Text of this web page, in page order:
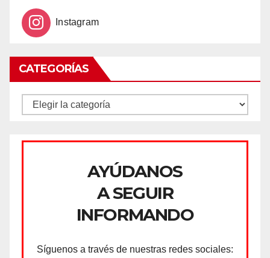
Instagram
CATEGORÍAS
CATEGORÍAS
AYÚDANOS
A SEGUIR
INFORMANDO
Síguenos a través de nuestras redes sociales: